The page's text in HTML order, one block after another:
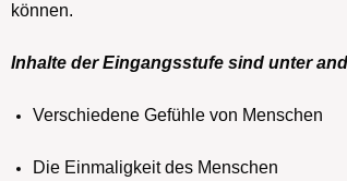
können.
Inhalte der Eingangsstufe sind unter
Verschiedene Gefühle von Menschen
Die Einmaligkeit des Menschen